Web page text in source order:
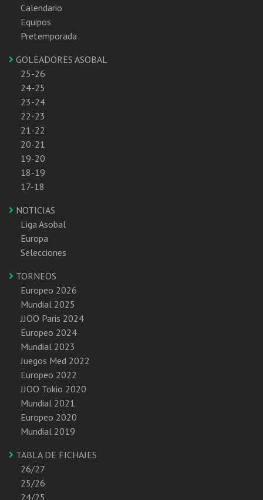
Calendario
Equipos
Pretemporada
GOLEADORES ASOBAL
25-26
24-25
23-24
22-23
21-22
20-21
19-20
18-19
17-18
NOTICIAS
Liga Asobal
Europa
Selecciones
TORNEOS
Europeo 2026
Mundial 2025
JJOO Paris 2024
Europeo 2024
Mundial 2023
Juegos Med 2022
Europeo 2022
JJOO Tokio 2020
Mundial 2021
Europeo 2020
Mundial 2019
TABLA DE FICHAJES
26/27
25/26
24/25